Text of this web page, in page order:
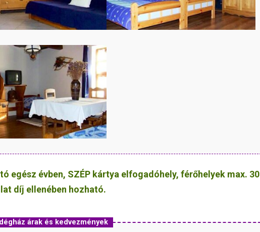
egész évben, SZÉP kártya elfogadóhely, férőhelyek max. 30
díj ellenében hozható.
árak és kedvezmények